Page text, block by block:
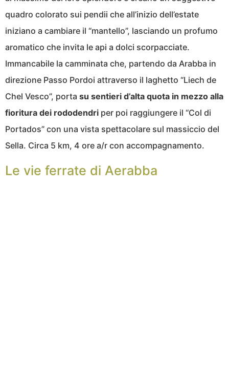
quadro colorato sui pendii che all’inizio dell’estate
iniziano a cambiare il “mantello”, lasciando un profumo
aromatico che invita le api a dolci scorpacciate.
Immancabile la camminata che, partendo da Arabba in
direzione Passo Pordoi attraverso il laghetto “Liech de
Chel Vesco”, porta su sentieri d’alta quota in mezzo alla
fioritura dei rododendri per poi raggiungere il “Col di
Portados” con una vista spettacolare sul massiccio del
Sella. Circa 5 km, 4 ore a/r con accompagnamento.
Le vie ferrate di Aerabba